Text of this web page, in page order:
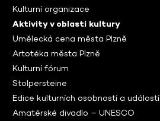
Kulturní organizace
Aktivity v oblasti kultury
Umělecká cena města Plzně
Artotéka města Plzně
Kulturní fórum
Stolpersteine
Edice kulturních osobností a událostí
Amatérské divadlo – UNESCO